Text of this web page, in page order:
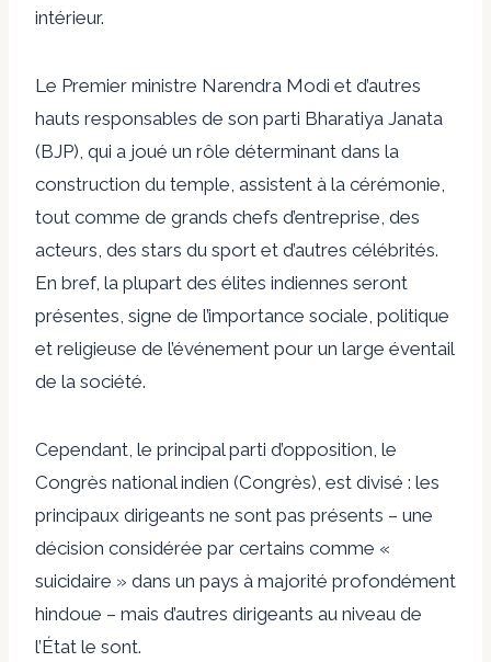
intérieur.
Le Premier ministre Narendra Modi et d’autres
hauts responsables de son parti Bharatiya Janata
(BJP), qui a joué un rôle déterminant dans la
construction du temple, assistent à la cérémonie,
tout comme de grands chefs d’entreprise, des
acteurs, des stars du sport et d’autres célébrités.
En bref, la plupart des élites indiennes seront
présentes, signe de l’importance sociale, politique
et religieuse de l’événement pour un large éventail
de la société.
Cependant, le principal parti d’opposition, le
Congrès national indien (Congrès), est divisé : les
principaux dirigeants ne sont pas présents – une
décision considérée par certains comme «
suicidaire » dans un pays à majorité profondément
hindoue – mais d’autres dirigeants au niveau de
l’État le sont.